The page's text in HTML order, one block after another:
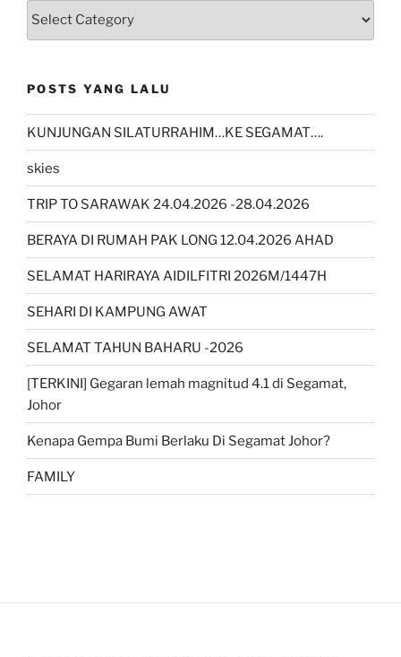
kategori
POSTS YANG LALU
KUNJUNGAN SILATURRAHIM…KE SEGAMAT….
skies
TRIP TO SARAWAK 24.04.2026 -28.04.2026
BERAYA DI RUMAH PAK LONG 12.04.2026 AHAD
SELAMAT HARIRAYA AIDILFITRI 2026M/1447H
SEHARI DI KAMPUNG AWAT
SELAMAT TAHUN BAHARU -2026
[TERKINI] Gegaran lemah magnitud 4.1 di Segamat,
Johor
Kenapa Gempa Bumi Berlaku Di Segamat Johor?
FAMILY